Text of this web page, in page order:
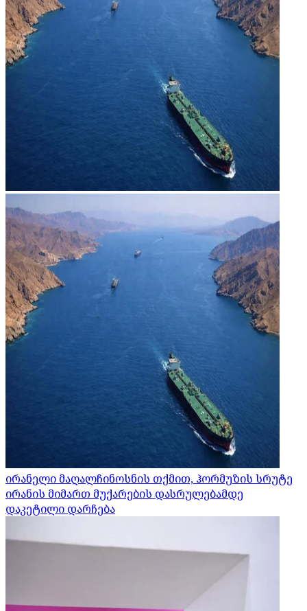
ირანელი მაღალჩინოსნის თქმით, ჰორმუზის სრუტე
ირანის მიმართ მუქარების დასრულებამდე
დაკეტილი დარჩება